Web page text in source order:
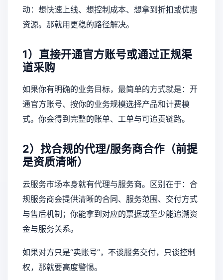
动：想快速上线、想控制成本、想拿到折扣或优惠
资源。那就用更稳的路径解决。
1）直接开通官方账号或通过正规渠
道采购
如果你有明确的业务目标，最简单的方式就是：开
通官方账号、按你的业务规模选择产品和计费模
式。你会得到完整的账单、工单与可追责链路。
2）找合规的代理/服务商合作（前提
是资质清晰）
云服务市场本身就有代理与服务商。区别在于：合
规服务商会提供清晰的合同、服务范围、交付方式
与售后机制；你能拿到对应的票据或至少能追溯资
金与服务关系。
如果对方只是“卖账号”，不谈服务交付，只谈控制
权，那就要高度警惕。